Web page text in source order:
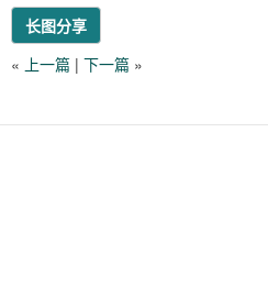
长图分享
« 上一篇 | 下一篇 »